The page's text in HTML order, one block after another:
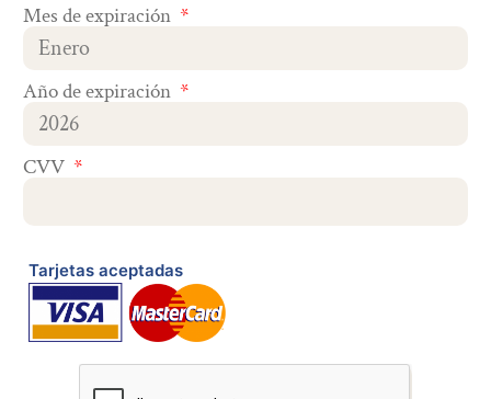
Mes de expiración
Año de expiración
CVV